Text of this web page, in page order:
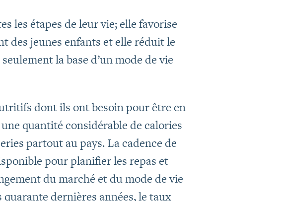
les étapes de leur vie; elle favorise
des jeunes enfants et elle réduit le
la base d’un mode de vie
dont ils ont besoin pour être en
quantité considérable de calories
partout au pays. La cadence de
pour planifier les repas et
du marché et du mode de vie
dernières années, le taux